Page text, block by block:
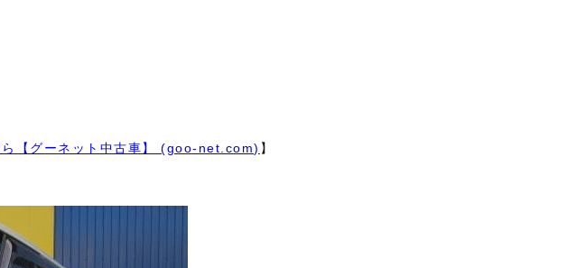
【グーネット中古車】 (goo-net.com) 】